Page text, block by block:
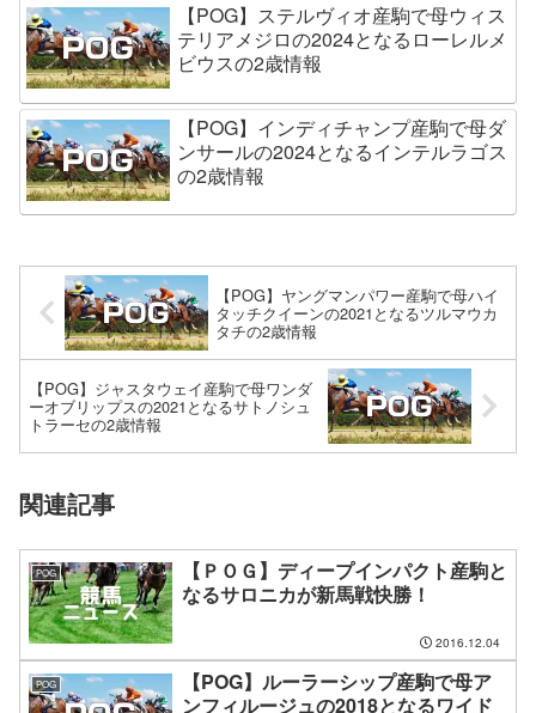
【POG】ステルヴィオ産駒で母ウィス
テリアメジロの2024となるローレルメ
ビウスの2歳情報
【POG】インディチャンプ産駒で母ダ
ンサールの2024となるインテルラゴス
の2歳情報
【POG】ヤングマンパワー産駒で母ハイ
タッチクイーンの2021となるツルマウカ
タチの2歳情報
【POG】ジャスタウェイ産駒で母ワンダ
ーオブリップスの2021となるサトノシュ
トラーセの2歳情報
関連記事
POG
【ＰＯＧ】ディープインパクト産駒と
なるサロニカが新馬戦快勝！
2016.12.04
POG
【POG】ルーラーシップ産駒で母ア
ンフィルージュの2018となるワイド